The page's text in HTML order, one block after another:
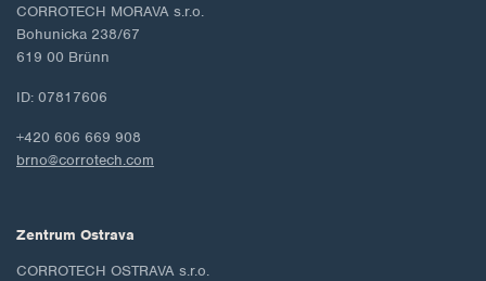
CORROTECH MORAVA s.r.o.
Bohunicka 238/67
619 00 Brünn
ID: 07817606
+420 606 669 908
brno@corrotech.com
Zentrum Ostrava
CORROTECH OSTRAVA s.r.o.